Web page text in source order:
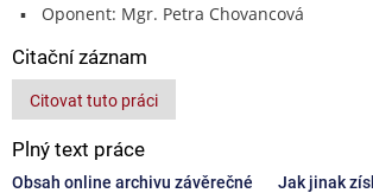
Oponent: Mgr. Petra Chovancová
Citační záznam
Citovat tuto práci
Plný text práce
Obsah online archivu závěrečné
Jak jinak